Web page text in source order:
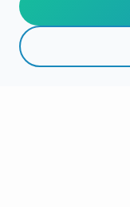
RESUMEN PLAZOS